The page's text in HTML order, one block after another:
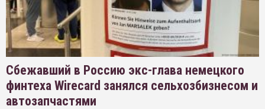
Сбежавший в Россию экс-глава немецкого
финтеха Wirecard занялся сельхозбизнесом и
автозапчастями